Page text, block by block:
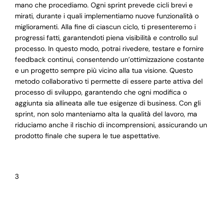
mano che procediamo. Ogni sprint prevede cicli brevi e
mirati, durante i quali implementiamo nuove funzionalità o
miglioramenti. Alla fine di ciascun ciclo, ti presenteremo i
progressi fatti, garantendoti piena visibilità e controllo sul
processo. In questo modo, potrai rivedere, testare e fornire
feedback continui, consentendo un’ottimizzazione costante
e un progetto sempre più vicino alla tua visione. Questo
metodo collaborativo ti permette di essere parte attiva del
processo di sviluppo, garantendo che ogni modifica o
aggiunta sia allineata alle tue esigenze di business. Con gli
sprint, non solo manteniamo alta la qualità del lavoro, ma
riduciamo anche il rischio di incomprensioni, assicurando un
prodotto finale che supera le tue aspettative.
3